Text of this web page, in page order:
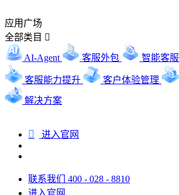
应用广场
全部类目 
AI-Agent 客服外包 智能客服
客服能力提升 客户体验管理
解决方案
 进入官网
联系我们 400 - 028 - 8810
进入官网